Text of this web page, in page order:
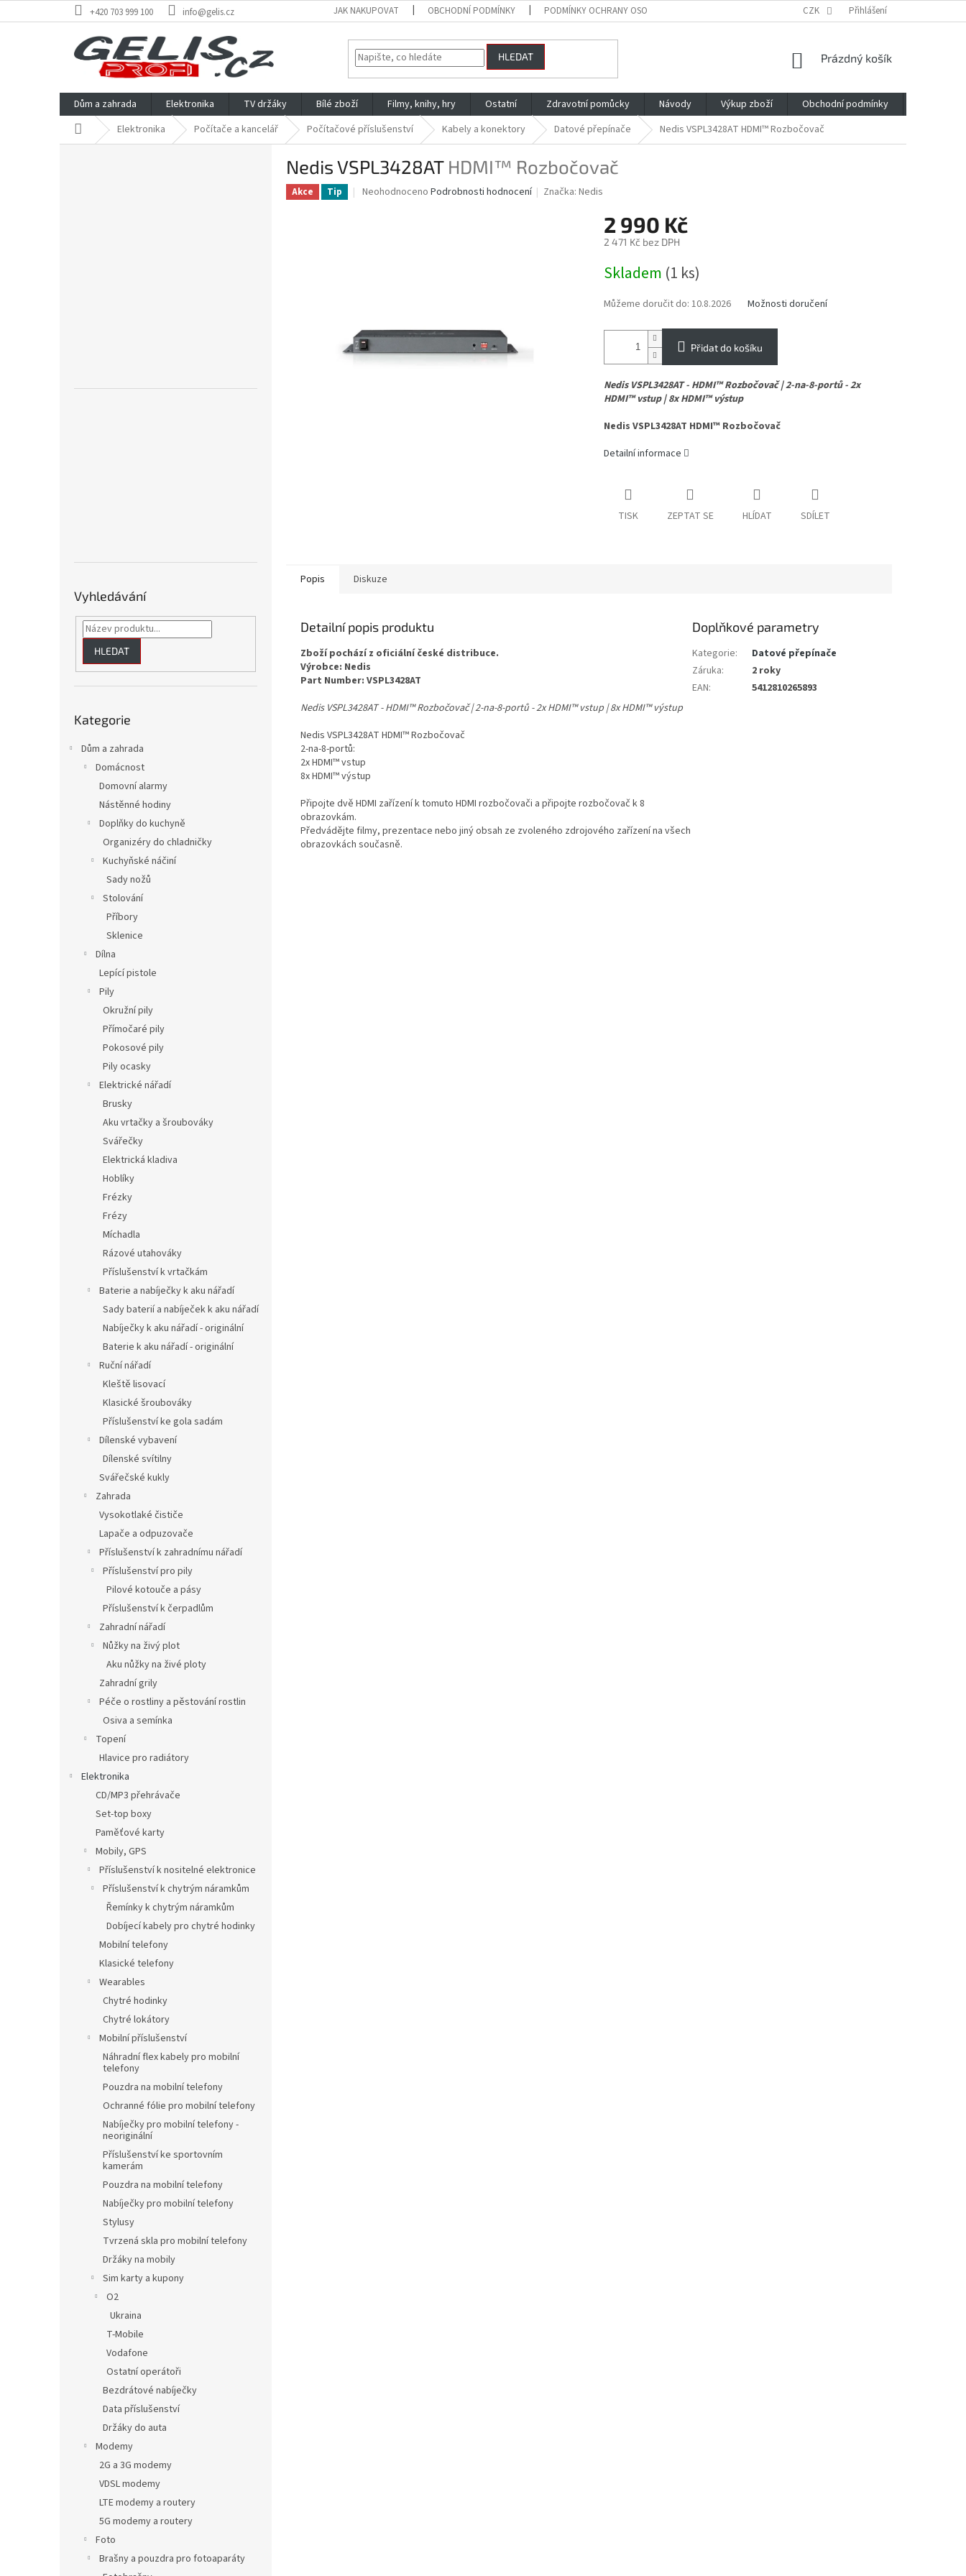
na
+420 703 999 100 info@gelis.cz JAK NAKUPOVAT OBCHODNÍ PODMÍNKY PODMÍNKY OCHRANY OSOBNÍCH ÚDAJŮ CZK Přihlášení
HLEDAT
NÁKUPNÍ
Prázdný košík
Dům a zahrada Elektronika TV držáky Bílé zboží Filmy, knihy, hry Ostatní Zdravotní pomůcky Návody Výkup zboží Obchodní podmínky
Domů Elektronika Počítače a kancelář Počítačové příslušenství Kabely a konektory Datové přepínače Nedis VSPL3428AT HDMI™ Rozbočovač
Vyhledávání
HLEDAT
kategorie
Kategorie
Dům a zahrada
Domácnost
Domovní alarmy
Nástěnné hodiny
Doplňky do kuchyně
Organizéry do chladničky
Kuchyňské náčiní
Sady nožů
Stolování
Příbory
Sklenice
Dílna
Lepící pistole
Pily
Okružní pily
Přímočaré pily
Pokosové pily
Pily ocasky
Elektrické nářadí
Brusky
Aku vrtačky a šroubováky
Svářečky
Elektrická kladiva
Hoblíky
Frézky
Frézy
Míchadla
Rázové utahováky
Příslušenství k vrtačkám
Baterie a nabíječky k aku nářadí
Sady baterií a nabíječek k aku nářadí
Nabíječky k aku nářadí - originální
Baterie k aku nářadí - originální
Ruční nářadí
Kleště lisovací
Klasické šroubováky
Příslušenství ke gola sadám
Dílenské vybavení
Dílenské svítilny
Svářečské kukly
Zahrada
Vysokotlaké čističe
Lapače a odpuzovače
Příslušenství k zahradnímu nářadí
Příslušenství pro pily
Pilové kotouče a pásy
Příslušenství k čerpadlům
Zahradní nářadí
Nůžky na živý plot
Aku nůžky na živé ploty
Zahradní grily
Péče o rostliny a pěstování rostlin
Osiva a semínka
Topení
Hlavice pro radiátory
Elektronika
CD/MP3 přehrávače
Set-top boxy
Paměťové karty
Mobily, GPS
Příslušenství k nositelné elektronice
Příslušenství k chytrým náramkům
Řemínky k chytrým náramkům
Dobíjecí kabely pro chytré hodinky
Mobilní telefony
Klasické telefony
Wearables
Chytré hodinky
Chytré lokátory
Mobilní příslušenství
Náhradní flex kabely pro mobilní
telefony
Pouzdra na mobilní telefony
Ochranné fólie pro mobilní telefony
Nabíječky pro mobilní telefony -
neoriginální
Příslušenství ke sportovním
kamerám
Pouzdra na mobilní telefony
Nabíječky pro mobilní telefony
Stylusy
Tvrzená skla pro mobilní telefony
Držáky na mobily
Sim karty a kupony
O2
Ukraina
T-Mobile
Vodafone
Ostatní operátoři
Bezdrátové nabíječky
Data příslušenství
Držáky do auta
Modemy
2G a 3G modemy
VDSL modemy
LTE modemy a routery
5G modemy a routery
Foto
Brašny a pouzdra pro fotoaparáty
Nedis VSPL3428AT HDMI™ Rozbočovač
Akce Tip
Průměrné
Neohodnoceno Podrobnosti hodnocení Značka:Nedis
2 990 Kč
2 471 Kč bez DPH
cena:
Skladem (1 ks)
Můžeme doručit do: 10.8.2026 Možnosti doručení
Přidat do košíku
Nedis VSPL3428AT - HDMI™ Rozbočovač | 2-na-8-portů - 2x
HDMI™ vstup | 8x HDMI™ výstup
Nedis VSPL3428AT HDMI™ Rozbočovač
Detailní informace
TISK ZEPTAT SE HLÍDAT SDÍLET
Popis Diskuze
Detailní popis produktu
Zboží pochází z oficiální české distribuce.
Výrobce: Nedis
Part Number: VSPL3428AT
Nedis VSPL3428AT - HDMI™ Rozbočovač | 2-na-8-portů - 2x HDMI™ vstup | 8x HDMI™ výstup
Nedis VSPL3428AT HDMI™ Rozbočovač
2-na-8-portů:
2x HDMI™ vstup
8x HDMI™ výstup
Připojte dvě HDMI zařízení k tomuto HDMI rozbočovači a připojte rozbočovač k 8
obrazovkám.
Předvádějte filmy, prezentace nebo jiný obsah ze zvoleného zdrojového zařízení na všech
obrazovkách současně.
Doplňkové parametry
Kategorie:
Datové přepínače
Záruka:
2 roky
EAN: 5412810265893